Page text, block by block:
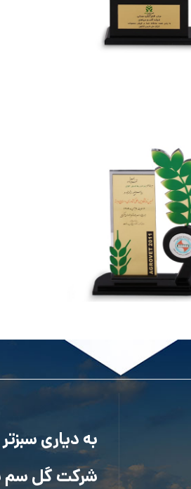
المللی کشاورزی و
وابسته
بین المللی کشاورزی و صنایع
وابسته – بهمن ۱۳۸۹
به دیاری
شرکت گل سم